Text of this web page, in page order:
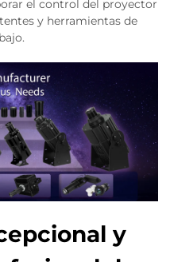
el control del proyector
y herramientas de
y